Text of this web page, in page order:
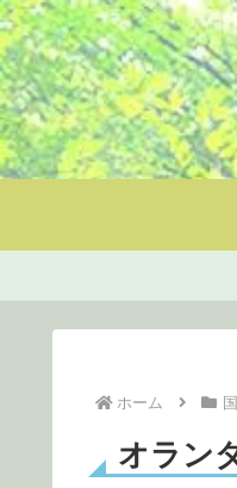
ホーム
オラン